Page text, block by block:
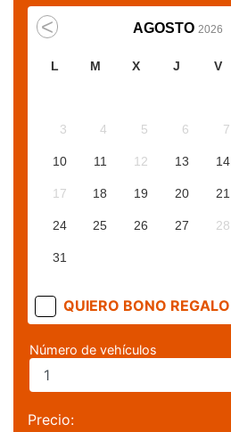
AGOSTO 2026
L M X J V
3 4 5 6 7
10 11 12 13 14
17 18 19 20 21
24 25 26 27 28
31
QUIERO BONO REGALO
Número de vehículos
Precio: